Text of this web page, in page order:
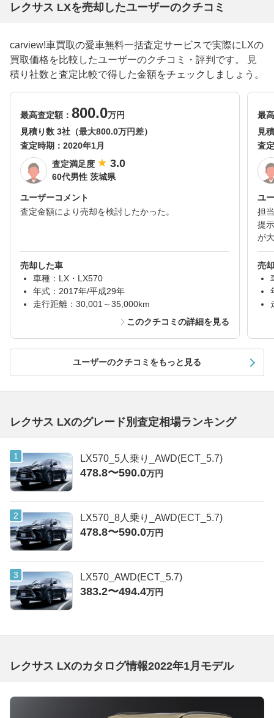
レクサス LXを売却したユーザーのクチコミ
carview!車買取の愛車無料一括査定サービスで実際にLXの
買取価格を比較したユーザーのクチコミ・評判です。 見
積り社数と査定比較で得した金額をチェックしましょう。
最高査定額： 800.0万円
見積り数 3社（最大800.0万円差）
査定時期： 2020年1月
査定満足度
3.0
60代男性 茨城県
ユーザーコメント
査定金額により売却を検討したかった。
売却した車
車種：LX・LX570
年式：2017年/平成29年
走行距離：30,001～35,000km
このクチコミの詳細を見る
最
見
査
ユ
担
提
が
売
ユーザーのクチコミをもっと見る
レクサス LXのグレード別査定相場ランキング
LX570_5人乗り_AWD(ECT_5.7)
478.8〜590.0万円
LX570_8人乗り_AWD(ECT_5.7)
478.8〜590.0万円
LX570_AWD(ECT_5.7)
383.2〜494.4万円
レクサス LXのカタログ情報2022年1月モデル